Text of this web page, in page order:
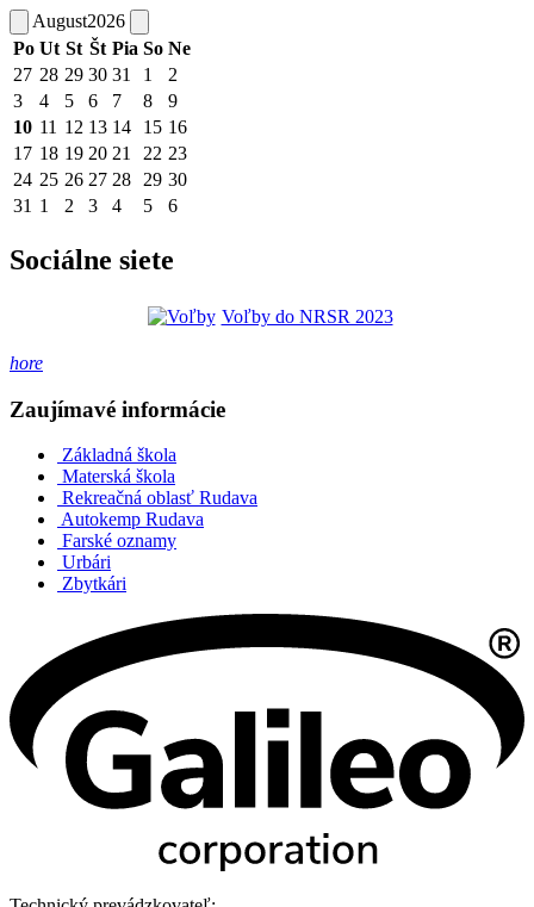
August2026
Po Ut St Št Pia So Ne
27 28 29 30 31 1
2
3
4 5 6 7 8
9
10 11 12 13 14 15 16
17 18 19 20 21 22 23
24 25 26 27 28 29 30
31 1 2 3 4 5 6
Sociálne siete
Voľby do NRSR 2023
hore
Zaujímavé informácie
Základná škola
Materská škola
Rekreačná oblasť Rudava
Autokemp Rudava
Farské oznamy
Urbári
Zbytkári